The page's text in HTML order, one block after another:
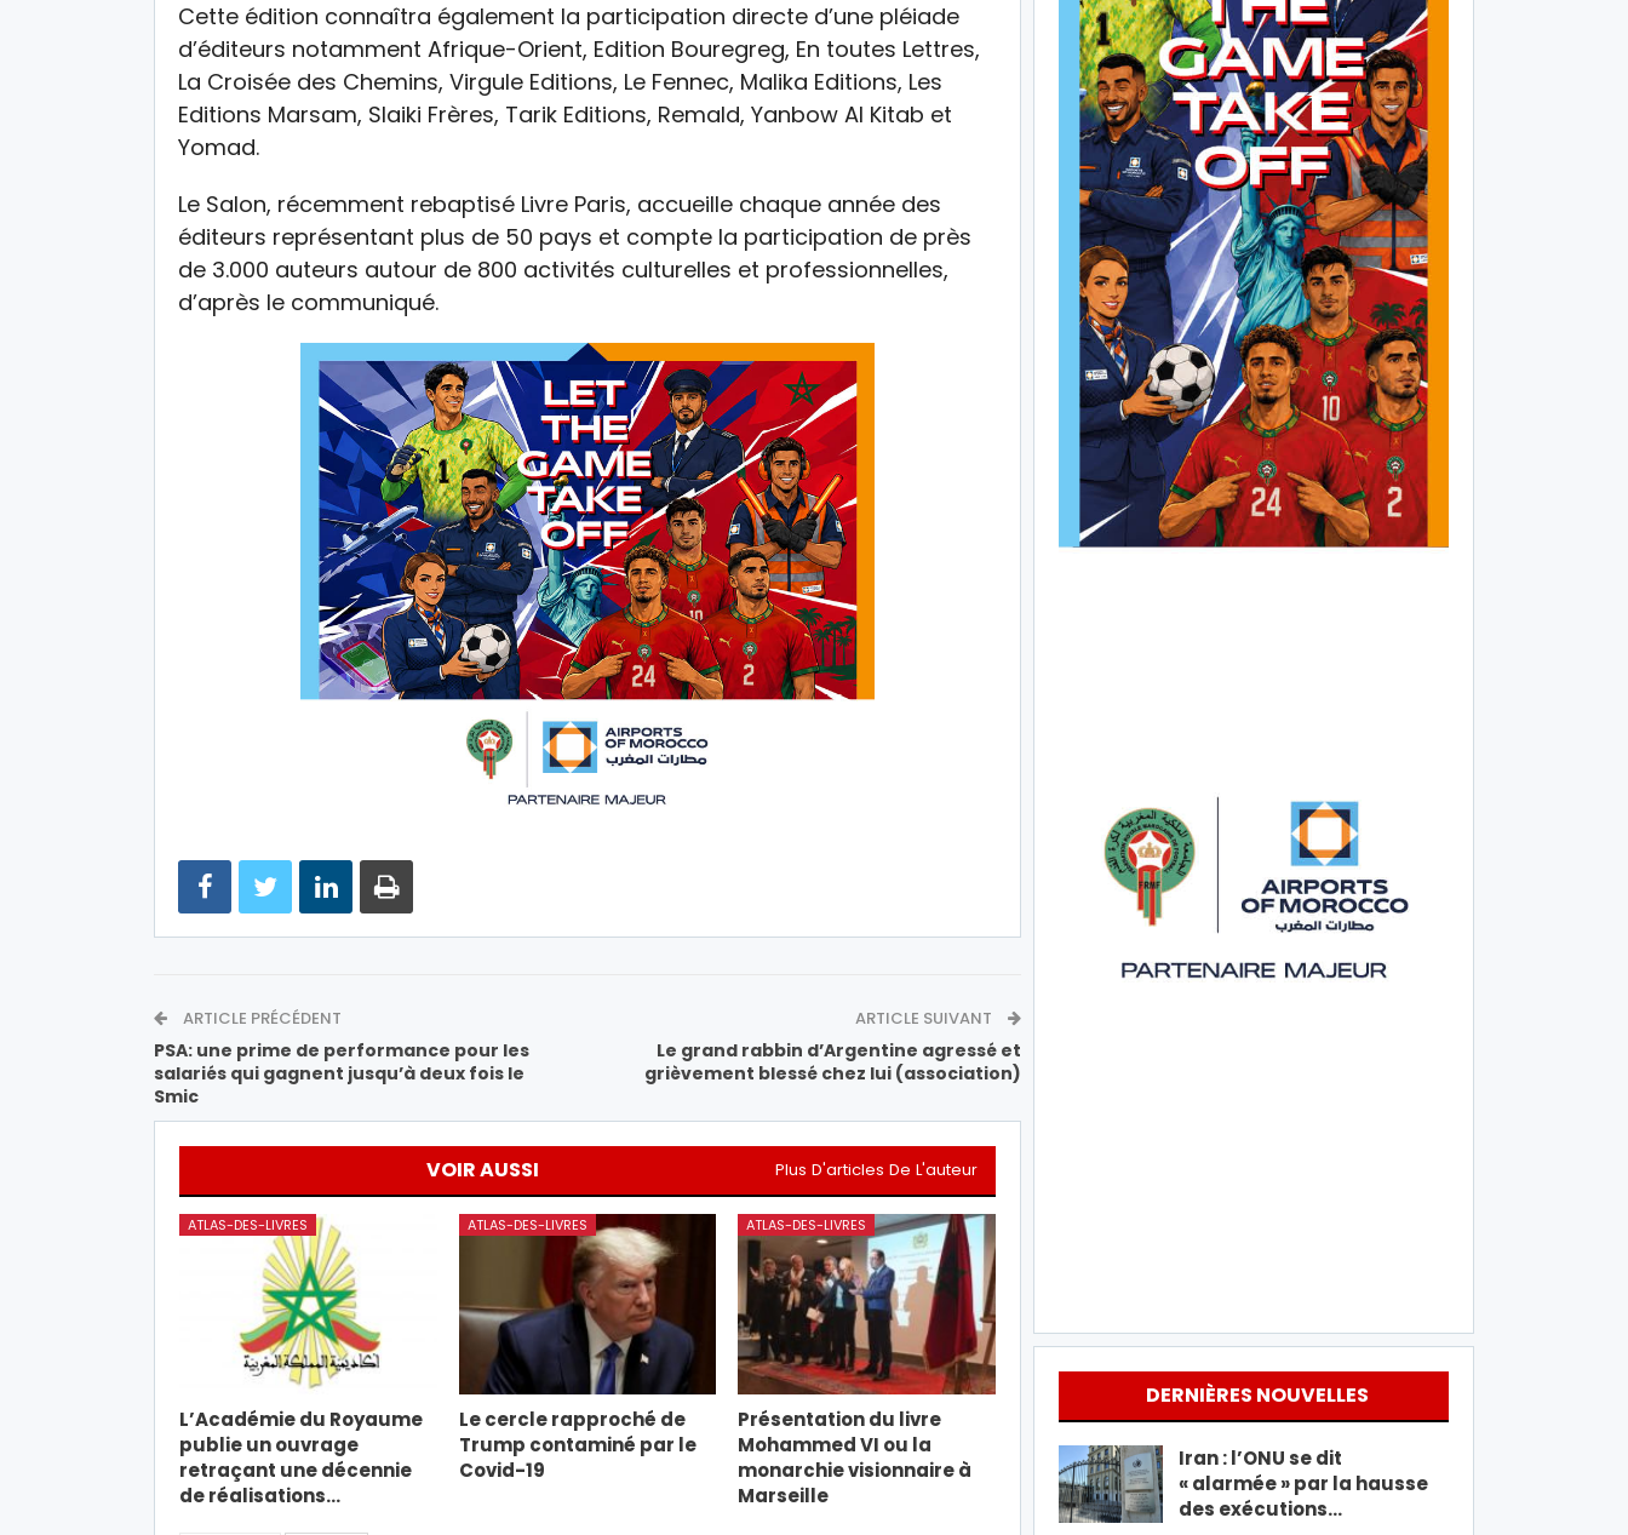
Cette édition connaîtra également la participation directe d’une pléiade
d’éditeurs notamment Afrique-Orient, Edition Bouregreg, En toutes Lettres,
La Croisée des Chemins, Virgule Editions, Le Fennec, Malika Editions, Les
Editions Marsam, Slaiki Frères, Tarik Editions, Remald, Yanbow Al Kitab et
Yomad.
Le Salon, récemment rebaptisé Livre Paris, accueille chaque année des
éditeurs représentant plus de 50 pays et compte la participation de près
de 3.000 auteurs autour de 800 activités culturelles et professionnelles,
d’après le communiqué.
ARTICLE PRÉCÉDENT
PSA: une prime de performance pour les
salariés qui gagnent jusqu’à deux fois le
Smic
ARTICLE SUIVANT
Le grand rabbin d’Argentine agressé et
grièvement blessé chez lui (association)
VOIR AUSSI Plus D'articles De L'auteur
ATLAS-DES-LIVRES
L’Académie du Royaume
publie un ouvrage
retraçant une décennie
de réalisations…
ATLAS-DES-LIVRES
Le cercle rapproché de
Trump contaminé par le
Covid-19
ATLAS-DES-LIVRES
Présentation du livre
Mohammed VI ou la
monarchie visionnaire à
Marseille
DERNIÈRES NOUVELLES
Iran : l’ONU se dit
« alarmée » par la hausse
des exécutions…